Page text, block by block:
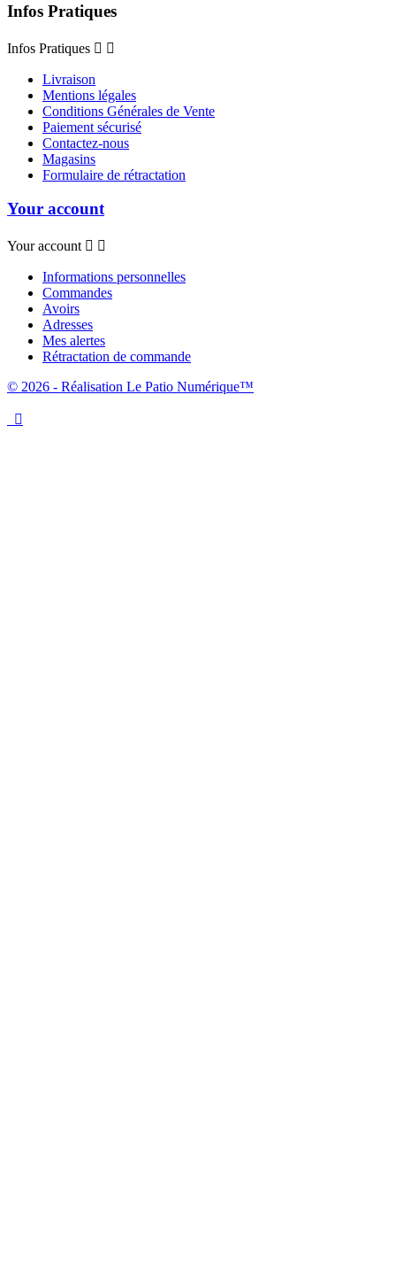
Infos Pratiques
Infos Pratiques  
Livraison
Mentions légales
Conditions Générales de Vente
Paiement sécurisé
Contactez-nous
Magasins
Formulaire de rétractation
Your account
Your account  
Informations personnelles
Commandes
Avoirs
Adresses
Mes alertes
Rétractation de commande
© 2026 - Réalisation Le Patio Numérique™
